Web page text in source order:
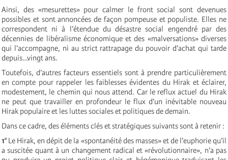
Ainsi, des «mesurettes» pour calmer le front social sont devenues
possibles et sont annoncées de façon pompeuse et populiste. Elles ne
correspondent ni à l’étendue du désastre social engendré par des
décennies de libéralisme économique et des «malversations» diverses
qui l’accompagne, ni au strict rattrapage du pouvoir d’achat qui tarde
depuis…vingt ans.
Toutefois, d’autres facteurs essentiels sont à prendre particulièrement
en compte pour rappeler les faiblesses évidentes du Hirak et éclairer,
modestement, le chemin qui nous attend. Car le reflux actuel du Hirak
ne peut que travailler en profondeur le flux d’un inévitable nouveau
Hirak populaire et les luttes sociales et politiques de demain.
Dans ce cadre, des éléments clés et stratégiques suivants sont à retenir :
1° Le Hirak, en dépit de la «spontanéité des masses» et de l’euphorie qu’il
a suscitée quant à un changement radical et «révolutionnaire», n’a pas